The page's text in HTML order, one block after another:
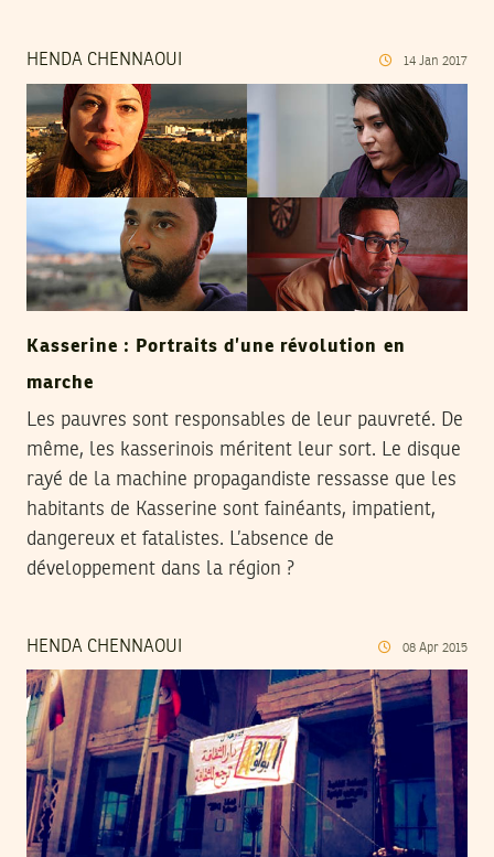
HENDA CHENNAOUI 14 Jan 2017
Kasserine : Portraits d’une révolution en
marche
Les pauvres sont responsables de leur pauvreté. De
même, les kasserinois méritent leur sort. Le disque
rayé de la machine propagandiste ressasse que les
habitants de Kasserine sont fainéants, impatient,
dangereux et fatalistes. L’absence de
développement dans la région ?
HENDA CHENNAOUI 08 Apr 2015